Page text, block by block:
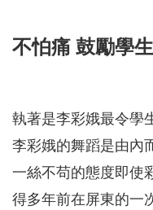
不怕痛 鼓勵學
執著是李彩娥最令學
李彩娥的舞蹈是由內
一絲不苟的態度即使
得多年前在屏東的一